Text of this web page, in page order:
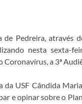
Pedreira, através
nesta sexta-
Coronavírus, a 3ª
da USF Cândida
e opinar sobre o